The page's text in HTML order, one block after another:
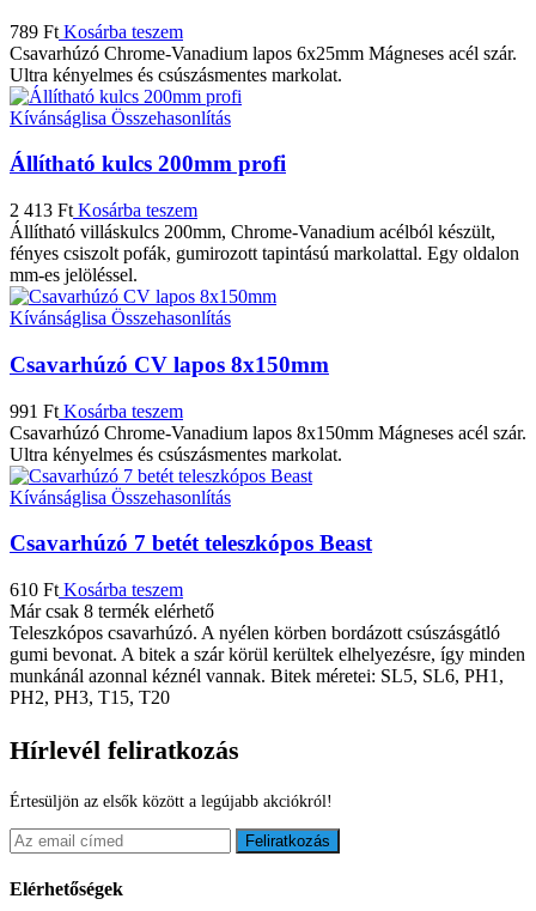
789 Ft Kosárba teszem
Csavarhúzó Chrome-Vanadium lapos 6x25mm Mágneses acél szár.
Ultra kényelmes és csúszásmentes markolat.
Kívánságlisa Összehasonlítás
Állítható kulcs 200mm profi
2 413 Ft Kosárba teszem
Állítható villáskulcs 200mm, Chrome-Vanadium acélból készült,
fényes csiszolt pofák, gumirozott tapintású markolattal. Egy oldalon
mm-es jelöléssel.
Kívánságlisa Összehasonlítás
Csavarhúzó CV lapos 8x150mm
991 Ft Kosárba teszem
Csavarhúzó Chrome-Vanadium lapos 8x150mm Mágneses acél szár.
Ultra kényelmes és csúszásmentes markolat.
Kívánságlisa Összehasonlítás
Csavarhúzó 7 betét teleszkópos Beast
610 Ft Kosárba teszem
Már csak 8 termék elérhető
Teleszkópos csavarhúzó. A nyélen körben bordázott csúszásgátló
gumi bevonat. A bitek a szár körül kerültek elhelyezésre, így minden
munkánál azonnal kéznél vannak. Bitek méretei: SL5, SL6, PH1,
PH2, PH3, T15, T20
Hírlevél feliratkozás
Értesüljön az elsők között a legújabb akciókról!
Feliratkozás
Elérhetőségek